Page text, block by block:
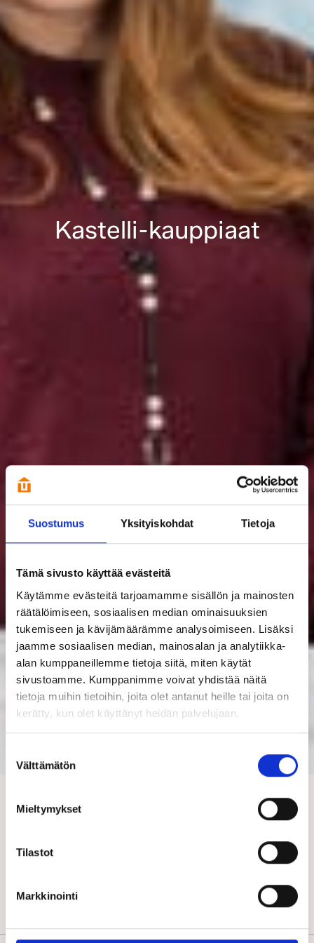
Suostumus Yksityiskohdat Tietoja
Tämä sivusto käyttää evästeitä
Käytämme evästeitä tarjoamamme sisällön ja mainosten
räätälöimiseen, sosiaalisen median ominaisuuksien
tukemiseen ja kävijämäärämme analysoimiseen. Lisäksi
jaamme sosiaalisen median, mainosalan ja analytiikka-
alan kumppaneillemme tietoja siitä, miten käytät
sivustoamme. Kumppanimme voivat yhdistää näitä
tietoja muihin tietoihin, joita olet antanut heille tai joita on
kerätty, kun olet käyttänyt heidän palvelujaan.
valinta
Välttämätön
Mieltymykset
Tilastot
Markkinointi
Kastelli-kauppiaat
Kastelli-kauppiaat
Piharakennusten myynti